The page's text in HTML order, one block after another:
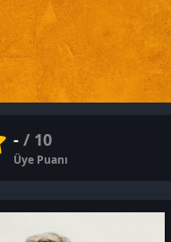
-/ 10
Üye Puanı